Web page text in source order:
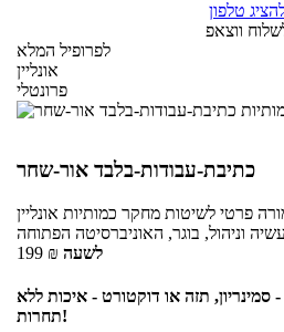
טלפון
ווצאפ
לפרופיל המלא
אונליין
פרונטלי
כתיבת-עבודות-בלבד אור-שחר
פרטי לשיטות מחקר כמותיות אונליין
וניהול, בוגר, האוניברסיטה הפתוחה
199 ₪ לשעה
- סמינריון, תזה או דוקטורט - איכות ללא
תחרות!